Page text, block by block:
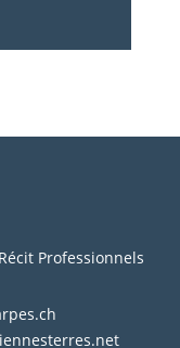
Professionnels